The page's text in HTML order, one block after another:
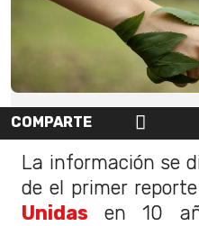
COMPARTE
La información se
de el primer
Unidas en 10